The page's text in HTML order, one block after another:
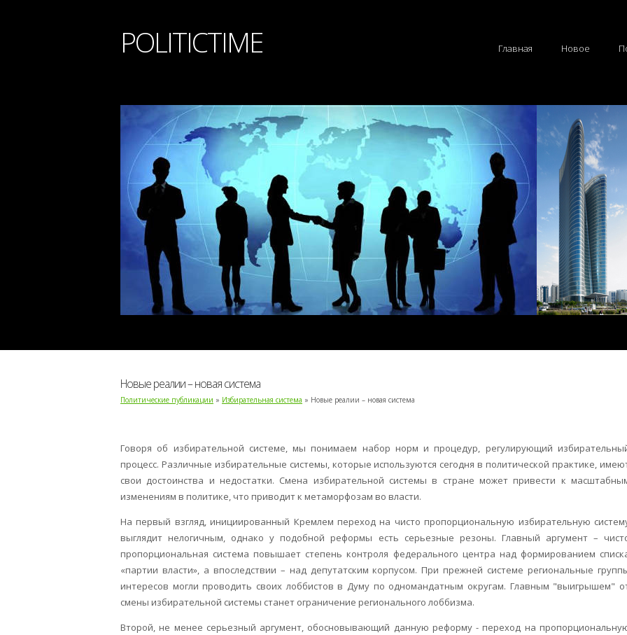
POLITICTIME Главная Новое
Новые реалии – новая система
Политические публикации » Избирательная система » Новые реалии – новая система
Говоря об избирательной системе, мы понимаем набор норм и процедур, регулирующий
процесс. Различные избирательные системы, которые используются сегодня в политической практике,
свои достоинства и недостатки. Смена избирательной системы в стране может привести к
изменениям в политике, что приводит к метаморфозам во власти.
На первый взгляд, инициированный Кремлем переход на чисто пропорциональную избирательную
выглядит нелогичным, однако у подобной реформы есть серьезные резоны. Главный аргумент –
пропорциональная система повышает степень контроля федерального центра над формированием
«партии власти», а впоследствии – над депутатским корпусом. При прежней системе региональные
интересов могли проводить своих лоббистов в Думу по одномандатным округам. Главным "выигрышем"
смены избирательной системы станет ограничение регионального лоббизма.
Второй, не менее серьезный аргумент, обосновывающий данную реформу - переход на